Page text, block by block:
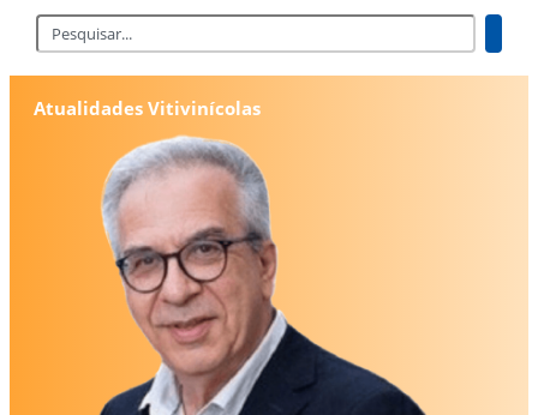
Atualidades Vitivinícolas